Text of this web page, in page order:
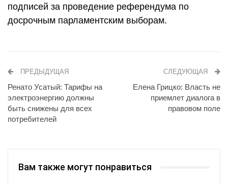
подписей за проведение референдума по
досрочным парламентским выборам.
ПРЕДЫДУЩАЯ
Ренато Усатый: Тарифы на
электроэнергию должны
быть снижены для всех
потребителей
СЛЕДУЮЩАЯ
Елена Грицко: Власть не
приемлет диалога в
правовом поле
Вам также могут понравиться